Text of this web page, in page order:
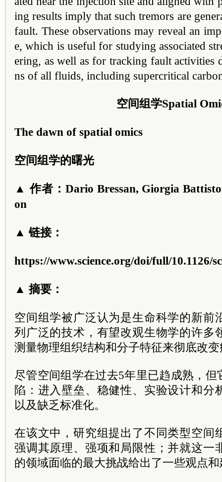
ing results imply that such tremors are
fault. These observations may reveal an
e, which is useful for studying associated
ering, as well as for tracking fault activities
ns of all fluids, including supercritical
空间组学Spatial
The dawn of spatial omics
空间组学的曙光
▲ 作者：Dario Bressan, Giorgia
on
▲ 链接：
https://www.science.org/doi/full/10.1126/
▲ 摘要：
空间组学被广泛认为是生命科学的新前
列广泛的技术，有望改观生物学的许多
测量物理组织结构和分子特征来彻底改
尽管空间组学在过去5年里已趋成熟，
陷：进入壁垒、稳健性、实验设计和分
以及缺乏标准化。
在该文中，研究组提出了不同类型空间
强调其原理、强项和局限性；并就这一
的领域面临的最大挑战给出了一些观点